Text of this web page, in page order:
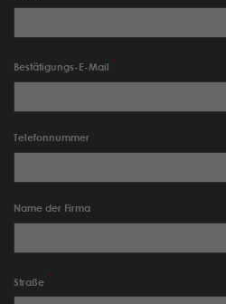
Bestätigungs-E-Mail
Telefonnummer
Name der Firma
Straße